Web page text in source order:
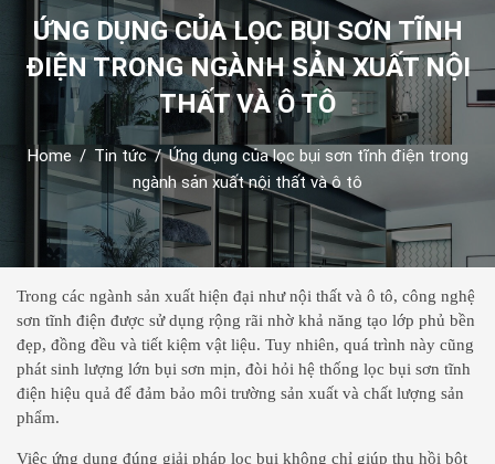
ỨNG DỤNG CỦA LỌC BỤI SƠN TĨNH
ĐIỆN TRONG NGÀNH SẢN XUẤT NỘI
THẤT VÀ Ô TÔ
Home / Tin tức / Ứng dụng của lọc bụi sơn tĩnh điện trong
ngành sản xuất nội thất và ô tô
Trong các ngành sản xuất hiện đại như nội thất và ô tô, công nghệ
sơn tĩnh điện được sử dụng rộng rãi nhờ khả năng tạo lớp phủ bền
đẹp, đồng đều và tiết kiệm vật liệu. Tuy nhiên, quá trình này cũng
phát sinh lượng lớn bụi sơn mịn, đòi hỏi hệ thống lọc bụi sơn tĩnh
điện hiệu quả để đảm bảo môi trường sản xuất và chất lượng sản
phẩm.
Việc ứng dụng đúng giải pháp lọc bụi không chỉ giúp thu hồi bột